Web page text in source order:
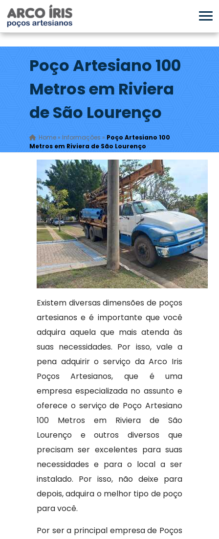
Poço Artesiano 100
Metros em Riviera
de São Lourenço
Home» Informações » Poço Artesiano 100
Metros em Riviera de São Lourenço
Existem diversas dimensões de poços
artesianos e é importante que você
adquira aquela que mais atenda às
suas necessidades. Por isso, vale a
pena adquirir o serviço da Arco Iris
Poços Artesianos, que é uma
empresa especializada no assunto e
oferece o serviço de Poço Artesiano
100 Metros em Riviera de São
Lourenço e outros diversos que
precisam ser excelentes para suas
necessidades e para o local a ser
instalado. Por isso, não deixe para
depois, adquira o melhor tipo de poço
para você.
Por ser a principal empresa de Poços